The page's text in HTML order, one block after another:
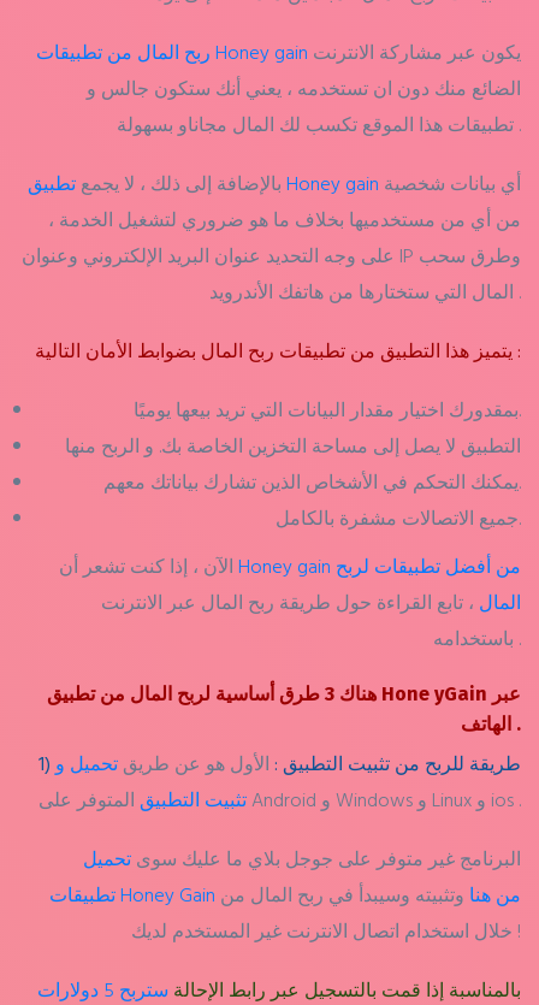
ربح المال من تطبيقات Honey gain
الضائع منك دون ان تستخدمه ، يعني أنك ستكون جالس و
تطبيقات هذا الموقع تكسب لك المال مجاناو بسهولة .
بالإضافة إلى ذلك ، لا يجمع تطبيق Honey gain
من أي من مستخدميها بخلاف ما هو ضروري لتشغيل الخدمة ،
على وجه التحديد عنوان البريد الإلكتروني وعنوان IP وطرق سحب
المال التي ستختارها من هاتفك الأندرويد .
يتميز هذا التطبيق من تطبيقات ربح المال بضوابط الأمان التالية :
بمقدورك اختيار مقدار البيانات التي تريد بيعها يوميًا.
التطبيق لا يصل إلى مساحة التخزين الخاصة بك. و الربح منها
يمكنك التحكم في الأشخاص الذين تشارك بياناتك معهم.
جميع الاتصالات مشفرة بالكامل.
Honey gain من أفضل تطبيقات لربح
المال ، تابع القراءة حول طريقة ربح المال عبر الانترنت
باستخدامه .
هناك 3 طرق أساسية لربح المال من تطبيق Hone yGain عبر
الهاتف .
1) طريقة للربح من تثبيت التطبيق : الأول هو عن طريق تحميل و
تثبيت التطبيق
المتوفر على Android و Windows و Linux و ios .
البرنامج غير متوفر على جوجل بلاي ما عليك سوى تحميل
تطبيقات Honey Gain من هنا وتثبيته وسيبدأ في ربح المال من
خلال استخدام اتصال الانترنت غير المستخدم لديك !
بالمناسبة إذا قمت بالتسجيل عبر رابط الإحالة
ستربح 5 دولارات